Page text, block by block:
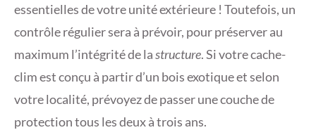
essentielles de votre unité extérieure ! Toutefois, un
contrôle régulier sera à prévoir, pour préserver au
maximum l’intégrité de lastructure. Si votre cache-
clim est conçu à partir d’un bois exotique et selon
votre localité, prévoyez de passer une couche de
protection tous les deux à trois ans.